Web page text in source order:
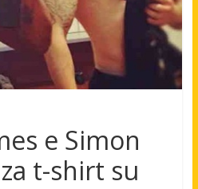
e Simon
t-shirt su